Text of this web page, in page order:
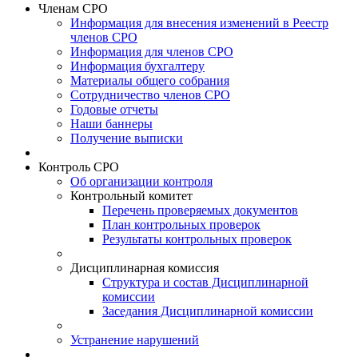
Членам СРО
Информация для внесения изменений в Реестр
членов СРО
Информация для членов СРО
Информация бухгалтеру
Материалы общего собрания
Сотрудничество членов СРО
Годовые отчеты
Наши баннеры
Получение выписки
Контроль СРО
Об организации контроля
Контрольный комитет
Перечень проверяемых документов
План контрольных проверок
Результаты контрольных проверок
Дисциплинарная комиссия
Структура и состав Дисциплинарной
комиссии
Заседания Дисциплинарной комиссии
Устранение нарушений